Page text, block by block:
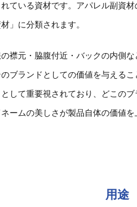
ている資材です。アパレル副資
」に分類されます。
襟元・脇腹付近・バックの内側
ブランドとしての価値を与える
して重要視されており、どこの
ームの美しさが製品自体の価値
用途